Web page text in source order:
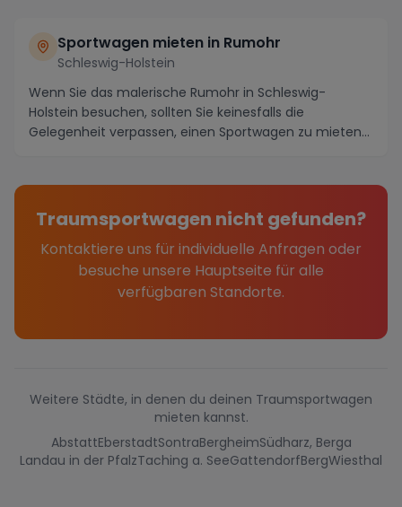
Sportwagen mieten in Rumohr
Schleswig-Holstein
Wenn Sie das malerische Rumohr in Schleswig-
Holstein besuchen, sollten Sie keinesfalls die
Gelegenheit verpassen, einen Sportwagen zu mieten
Traumsportwagen nicht gefunden?
Kontaktiere uns für individuelle Anfragen oder
besuche unsere Hauptseite für alle
verfügbaren Standorte.
Weitere Städte, in denen du deinen Traumsportwagen
mieten kannst.
AbstattEberstadtSontraBergheimSüdharz, Berga
Landau in der PfalzTaching a. SeeGattendorfBergWiesthal